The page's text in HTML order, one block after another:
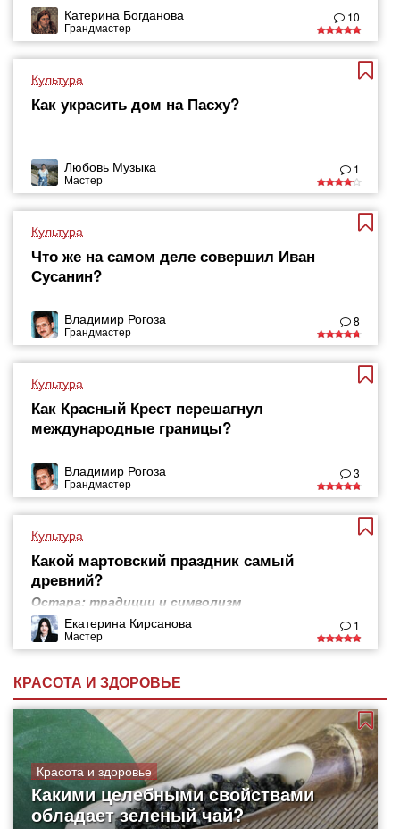
Катерина Богданова
Грандмастер
10
Культура
Как украсить дом на Пасху?
Любовь Музыка
Мастер
1
Культура
Что же на самом деле совершил Иван
Сусанин?
Владимир Рогоза
Грандмастер
8
Культура
Как Красный Крест перешагнул
международные границы?
Владимир Рогоза
Грандмастер
3
Культура
Какой мартовский праздник самый
древний?
Остара: традиции и символизм
Екатерина Кирсанова
Мастер
1
КРАСОТА И ЗДОРОВЬЕ
Красота и здоровье
Какими целебными свойствами
обладает зеленый чай?